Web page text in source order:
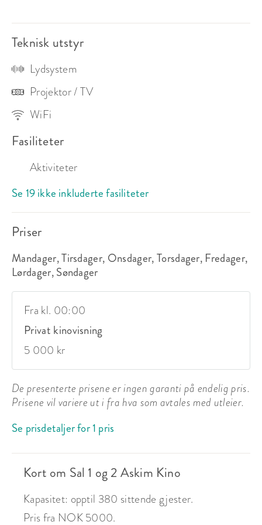
Teknisk utstyr
Lydsystem
Projektor / TV
WiFi
Fasiliteter
Aktiviteter
Se 19 ikke inkluderte fasiliteter
Priser
Mandager, Tirsdager, Onsdager, Torsdager, Fredager,
Lørdager, Søndager
Fra kl. 00:00
Privat kinovisning
5 000 kr
De presenterte prisene er ingen garanti på endelig pris.
Prisene vil variere ut i fra hva som avtales med utleier.
Se prisdetaljer for 1 pris
Kort om Sal 1 og 2 Askim Kino
Kapasitet: opptil 380 sittende gjester.
Pris fra NOK 5000.